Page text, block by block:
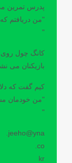
پدرس تمرین
"من دریافتم
"
کانگ چول روی
بازیکنان می
کیم گفت که
"من خودمان
"
jeeho@yna.
co.
kr